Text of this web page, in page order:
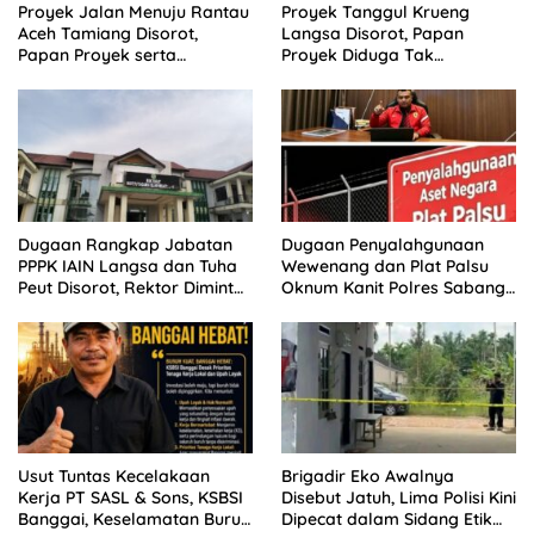
Proyek Jalan Menuju Rantau
Aceh Tamiang Disorot,
Papan Proyek serta
Proyek Tanggul Krueng
Langsa Disorot, Papan
Proyek Diduga Tak
Proyek
Dugaan Rangkap Jabatan
PPPK IAIN Langsa dan Tuha
Peut Disorot, Rektor Diminta
Dugaan Penyalahgunaan
Wewenang dan Plat Palsu
Oknum Kanit Polres Sabang
Usut Tuntas Kecelakaan
Kerja PT SASL & Sons, KSBSI
Banggai, Keselamatan Buruh
Brigadir Eko Awalnya
Disebut Jatuh, Lima Polisi Kini
Dipecat dalam Sidang Etik